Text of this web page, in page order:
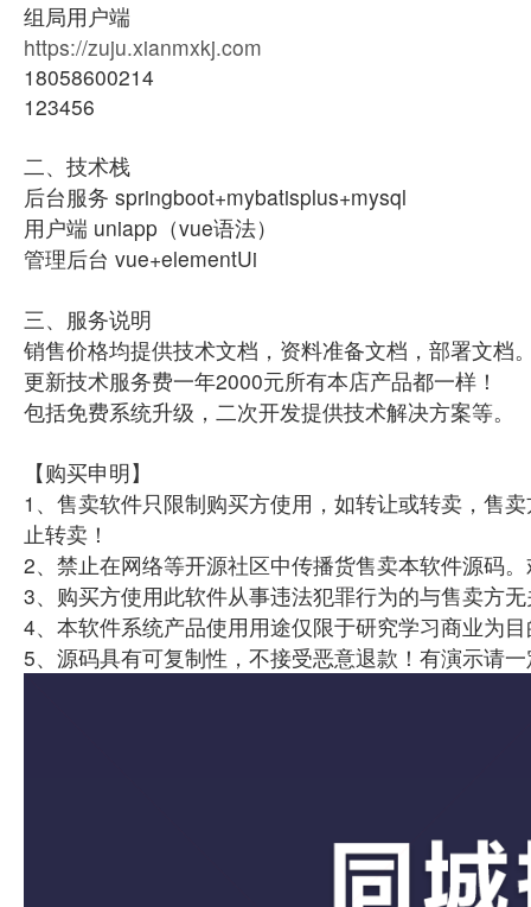
组局用户端
https://zuju.xianmxkj.com
18058600214
123456
二、技术栈
后台服务 springboot+mybatisplus+mysql
用户端 uniapp（vue语法）
管理后台 vue+elementUi
三、服务说明
销售价格均提供技术文档，资料准备文档，部署文档
更新技术服务费一年2000元所有本店产品都一样！
包括免费系统升级，二次开发提供技术解决方案等。
【购买申明】
1、售卖软件只限制购买方使用，如转让或转卖，售
止转卖！
2、禁止在网络等开源社区中传播货售卖本软件源码
3、购买方使用此软件从事违法犯罪行为的与售卖方
4、本软件系统产品使用用途仅限于研究学习商业为
5、源码具有可复制性，不接受恶意退款！有演示请